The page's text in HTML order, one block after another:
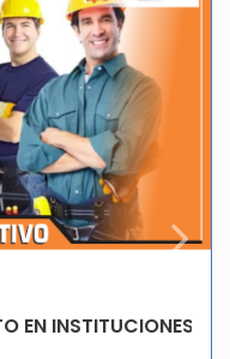
EN INSTITUCIONES